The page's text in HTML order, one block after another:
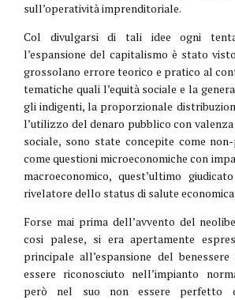
sull’operatività imprenditoriale.
Col divulgarsi di tali idee ogni
l’espansione del capitalismo è stato
grossolano errore teorico e pratico al
tematiche quali l’equità sociale e la
gli indigenti, la proporzionale
l’utilizzo del denaro pubblico con
sociale, sono state concepite come
come questioni microeconomiche con
macroeconomico, quest’ultimo
rivelatore dello status di salute economica
Forse mai prima dell’avvento del
cosi palese, si era apertamente
principale all’espansione del benessere
essere riconosciuto nell’impianto
però nel suo non essere perfetto